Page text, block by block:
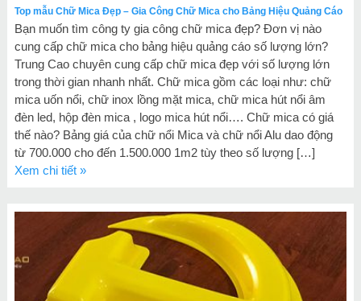
Top mẫu Chữ Mica Đẹp – Gia Công Chữ Mica cho Bảng Hiệu Quảng Cáo
Bạn muốn tìm công ty gia công chữ mica đẹp? Đơn vị nào
cung cấp chữ mica cho bảng hiệu quảng cáo số lượng lớn?
Trung Cao chuyên cung cấp chữ mica đẹp với số lượng lớn
trong thời gian nhanh nhất. Chữ mica gồm các loại như: chữ
mica uốn nổi, chữ inox lồng mặt mica, chữ mica hút nổi âm
đèn led, hộp đèn mica , logo mica hút nổi…. Chữ mica có giá
thế nào? Bảng giá của chữ nổi Mica và chữ nổi Alu dao động
từ 700.000 cho đến 1.500.000 1m2 tùy theo số lượng […]
Xem chi tiết »